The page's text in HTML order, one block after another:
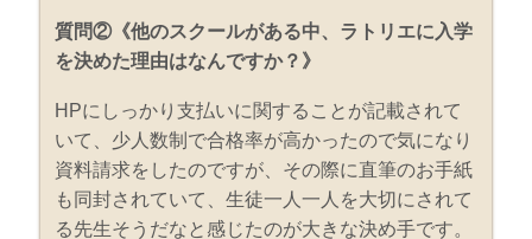
質問②《他のスクールがある中、ラトリエに入学
を決めた理由はなんですか？》
HPにしっかり支払いに関することが記載されて
いて、少人数制で合格率が高かったので気になり
資料請求をしたのですが、その際に直筆のお手紙
も同封されていて、生徒一人一人を大切にされて
る先生そうだなと感じたのが大きな決め手です。